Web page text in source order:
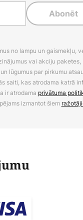
Abonēt
no lampu un gaismekļu,
vai akciju
lūgumus par pirkumu
saiti, kas atrodama katrā
ir atrodama privātuma
izmantot šiem